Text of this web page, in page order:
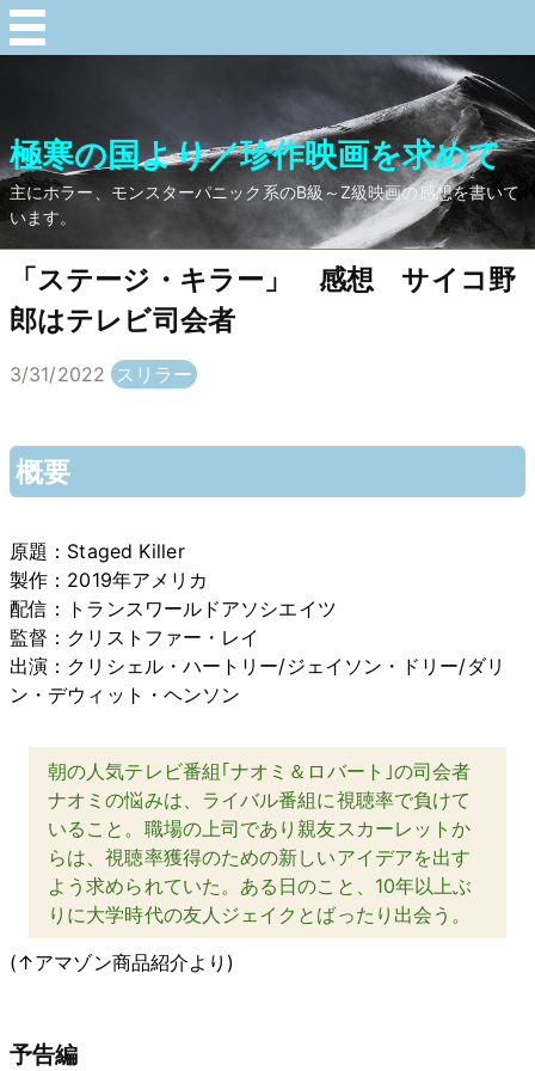
極寒の国より／珍作映画を求めて
主にホラー、モンスターパニック系のB級～Z級映画の感想を書いて
います。
「ステージ・キラー」 感想 サイコ野
郎はテレビ司会者
3/31/2022 スリラー
概要
原題：Staged Killer
製作：2019年アメリカ
配信：トランスワールドアソシエイツ
監督：クリストファー・レイ
出演：クリシェル・ハートリー/ジェイソン・ドリー/ダリ
ン・デウィット・ヘンソン
朝の人気テレビ番組｢ナオミ＆ロバート｣の司会者
ナオミの悩みは、ライバル番組に視聴率で負けて
いること。職場の上司であり親友スカーレットか
らは、視聴率獲得のための新しいアイデアを出す
よう求められていた。ある日のこと、10年以上ぶ
りに大学時代の友人ジェイクとばったり出会う。
(↑アマゾン商品紹介より)
予告編